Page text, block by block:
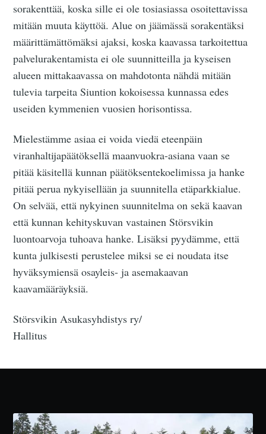
sorakenttää, koska sille ei ole tosiasiassa osoitettavissa
mitään muuta käyttöä. Alue on jäämässä sorakentäksi
määrittämättömäksi ajaksi, koska kaavassa tarkoitettua
palvelurakentamista ei ole suunnitteilla ja kyseisen
alueen mittakaavassa on mahdotonta nähdä mitään
tulevia tarpeita Siuntion kokoisessa kunnassa edes
useiden kymmenien vuosien horisontissa.
Mielestämme asiaa ei voida viedä eteenpäin
viranhaltijapäätöksellä maanvuokra-asiana vaan se
pitää käsitellä kunnan päätöksentekoelimissa ja hanke
pitää perua nykyisellään ja suunnitella etäparkkialue.
On selvää, että nykyinen suunnitelma on sekä kaavan
että kunnan kehityskuvan vastainen Störsvikin
luontoarvoja tuhoava hanke. Lisäksi pyydämme, että
kunta julkisesti perustelee miksi se ei noudata itse
hyväksymiensä osayleis- ja asemakaavan
kaavamääräyksiä.
Störsvikin Asukasyhdistys ry/
Hallitus